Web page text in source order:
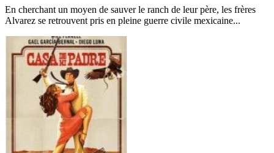
En cherchant un moyen de sauver le ranch de leur père, les frères
Alvarez se retrouvent pris en pleine guerre civile mexicaine...